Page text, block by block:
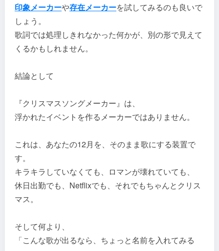
印象メーカーや存在メーカーを試してみるのも良いで
しょう。
歌詞では処理しきれなかった何かが、別の形で見えて
くるかもしれません。
結論として
『クリスマスソングメーカー』は、
浮かれたイベントを作るメーカーではありません。
これは、あなたの12月を、そのまま歌にする装置で
す。
キラキラしていなくても、ロマンが壊れていても、
休日出勤でも、Netflixでも、それでもちゃんとクリス
マス。
そして何より、
「こんな歌が出るなら、ちょっと名前を入れてみる